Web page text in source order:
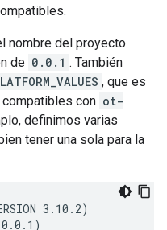
nombre del proyecto
de 0.0.1 . También
, que es
compatibles con ot-
definimos varias
tener una sola para la
3.10.2)